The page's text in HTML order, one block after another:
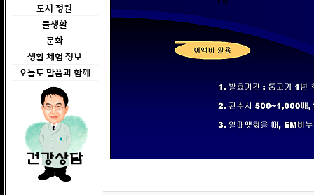
도시 정원
물생활
문화
생활 체험 정보
오늘도 말씀과 함께